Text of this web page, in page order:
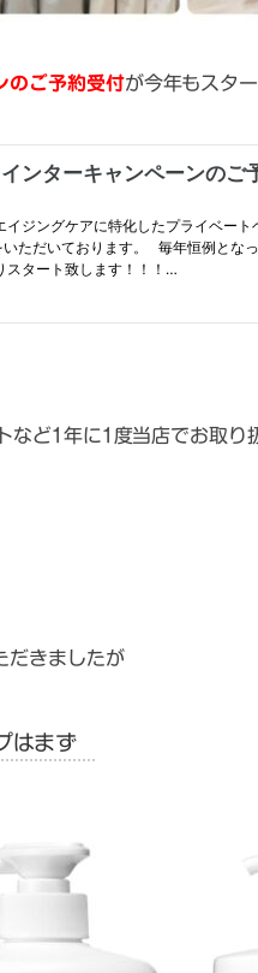
のご予約受付が今年もスタ
ど1年に1度当店でお取り
だきましたが
はまず